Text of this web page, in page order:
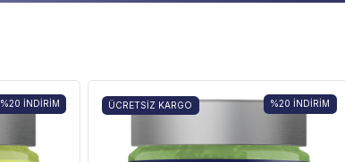
%20 İNDIRIM ÜCRETSIZ KARGO %20 İNDIRIM